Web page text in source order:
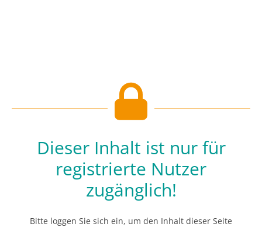
Dieser Inhalt ist nur für
registrierte Nutzer
zugänglich!
Bitte loggen Sie sich ein, um den Inhalt dieser Seite